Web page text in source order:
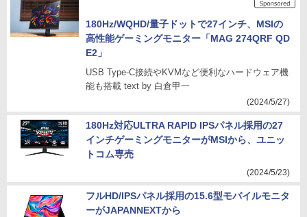
180Hz/WQHD/量子ドットで27インチ、MSIの
高性能ゲーミングモニター「MAG 274QRF QD
E2」
USB Type-C接続やKVMなど便利なハードウェア機
能も搭載 text by 白倉甲一
(2024/5/27)
180Hz対応ULTRA RAPID IPSパネル採用の27
インチゲーミングモニターがMSIから、ユニッ
トコム専売
(2024/5/23)
フルHD/IPSパネル採用の15.6型モバイルモニタ
ーがJAPANNEXTから